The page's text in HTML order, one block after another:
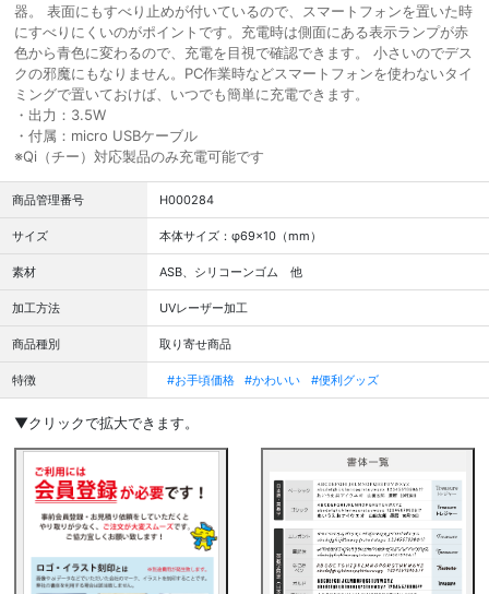
器。 表面にもすべり止めが付いているので、スマートフォンを置いた時
にすべりにくいのがポイントです。充電時は側面にある表示ランプが赤
色から青色に変わるので、充電を目視で確認できます。 小さいのでデス
クの邪魔にもなりません。PC作業時などスマートフォンを使わないタイ
ミングで置いておけば、いつでも簡単に充電できます。
・出力：3.5W
・付属：micro USBケーブル
※Qi（チー）対応製品のみ充電可能です
商品管理番号 H000284
サイズ 本体サイズ：φ69×10（mm）
素材 ASB、シリコーンゴム 他
加工方法 UVレーザー加工
商品種別 取り寄せ商品
特徴 #お手頃価格 #かわいい #便利グッズ
▼クリックで拡大できます。